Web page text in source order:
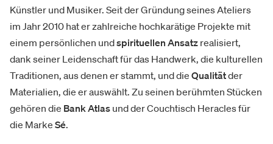
Künstler und Musiker. Seit der Gründung seines Ateliers
im Jahr 2010 hat er zahlreiche hochkarätige Projekte mit
einem persönlichen undspirituellen Ansatz realisiert,
dank seiner Leidenschaft für das Handwerk, die kulturellen
Traditionen, aus denen er stammt, und die Qualitätder
Materialien, die er auswählt. Zu seinen berühmten Stücken
gehören die Bank Atlas und der Couchtisch Heracles für
die Marke Sé.